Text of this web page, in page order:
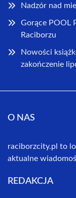
Nadzór nad
Gorące POOL
Raciborzu
Nowości
zakończenie
O NAS
raciborzcity.pl to
aktualne
REDAKCJA